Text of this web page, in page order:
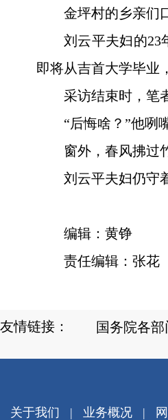
金坪村的乡亲们
刘云平夫妇的23
即将从吉首大学毕业
采访结束时，笔
“后悔啥？”他咧
窗外，春风拂过
刘云平夫妇仍守
编辑：黄铮
责任编辑：张花
友情链接：
关于我们 | 业务概况|